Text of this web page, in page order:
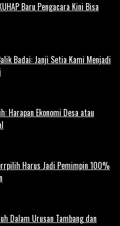
Baru Pengacara Kini Bisa
Badai: Janji Setia Kami Menjadi
Harapan Ekonomi Desa atau
Harus Jadi Pemimpin 100%
Dalam Urusan Tambang dan